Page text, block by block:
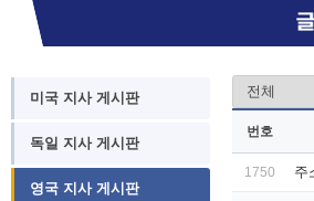
미국 지사 게시판
독일 지사 게시판
영국 지사 게시판
번호
1750 주